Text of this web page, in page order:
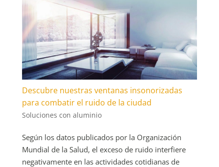
Descubre nuestras ventanas insonorizadas
para combatir el ruido de la ciudad
Soluciones con aluminio
Según los datos publicados por la Organización
Mundial de la Salud, el exceso de ruido interfiere
negativamente en las actividades cotidianas de